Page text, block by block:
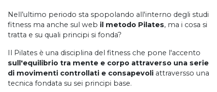
Nell’ultimo periodo sta spopolando all'interno degli studi
fitness ma anche sul web il metodo Pilates, ma i cosa si
tratta e su quali principi si fonda?
Il Pilates è una disciplina del fitness che pone l'accento
sull'equilibrio tra mente e corpo attraverso una serie
di movimenti controllati e consapevoli attraversso una
tecnica fondata su sei principi base.